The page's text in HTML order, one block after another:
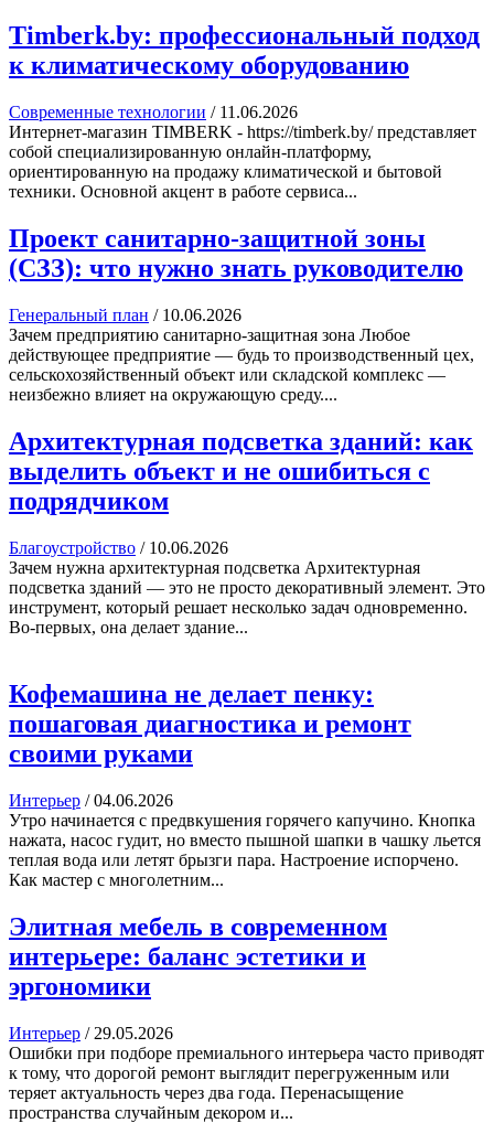
Timberk.by: профессиональный подход
к климатическому оборудованию
Современные технологии / 11.06.2026
Интернет-магазин TIMBERK - https://timberk.by/ представляет
собой специализированную онлайн-платформу,
ориентированную на продажу климатической и бытовой
техники. Основной акцент в работе сервиса...
Проект санитарно-защитной зоны
(СЗЗ): что нужно знать руководителю
Генеральный план / 10.06.2026
Зачем предприятию санитарно-защитная зона Любое
действующее предприятие — будь то производственный цех,
сельскохозяйственный объект или складской комплекс —
неизбежно влияет на окружающую среду....
Архитектурная подсветка зданий: как
выделить объект и не ошибиться с
подрядчиком
Благоустройство / 10.06.2026
Зачем нужна архитектурная подсветка Архитектурная
подсветка зданий — это не просто декоративный элемент. Это
инструмент, который решает несколько задач одновременно.
Во-первых, она делает здание...
Кофемашина не делает пенку:
пошаговая диагностика и ремонт
своими руками
Интерьер /04.06.2026
Утро начинается с предвкушения горячего капучино. Кнопка
нажата, насос гудит, но вместо пышной шапки в чашку льется
теплая вода или летят брызги пара. Настроение испорчено.
Как мастер с многолетним...
Элитная мебель в современном
интерьере: баланс эстетики и
эргономики
Интерьер / 29.05.2026
Ошибки при подборе премиального интерьера часто приводят
к тому, что дорогой ремонт выглядит перегруженным или
теряет актуальность через два года. Перенасыщение
пространства случайным декором и...